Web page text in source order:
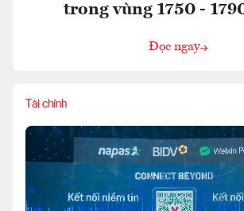
trong vùng 1750 -
Đọc ngay
Tài chính